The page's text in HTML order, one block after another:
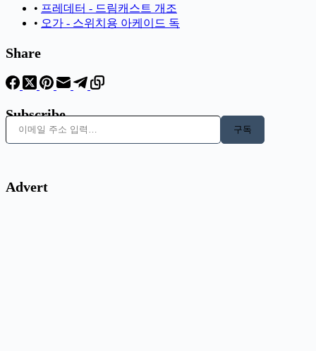
• 프레데터 - 드림캐스트 개조
• 오가 - 스위치용 아케이드 독
Share
Subscribe
이메일 주소 입력…
구독
Advert